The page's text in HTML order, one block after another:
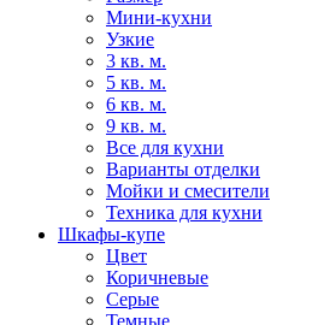
Мини-кухни
Узкие
3 кв. м.
5 кв. м.
6 кв. м.
9 кв. м.
Все для кухни
Варианты отделки
Мойки и смесители
Техника для кухни
Шкафы-купе
Цвет
Коричневые
Серые
Темные